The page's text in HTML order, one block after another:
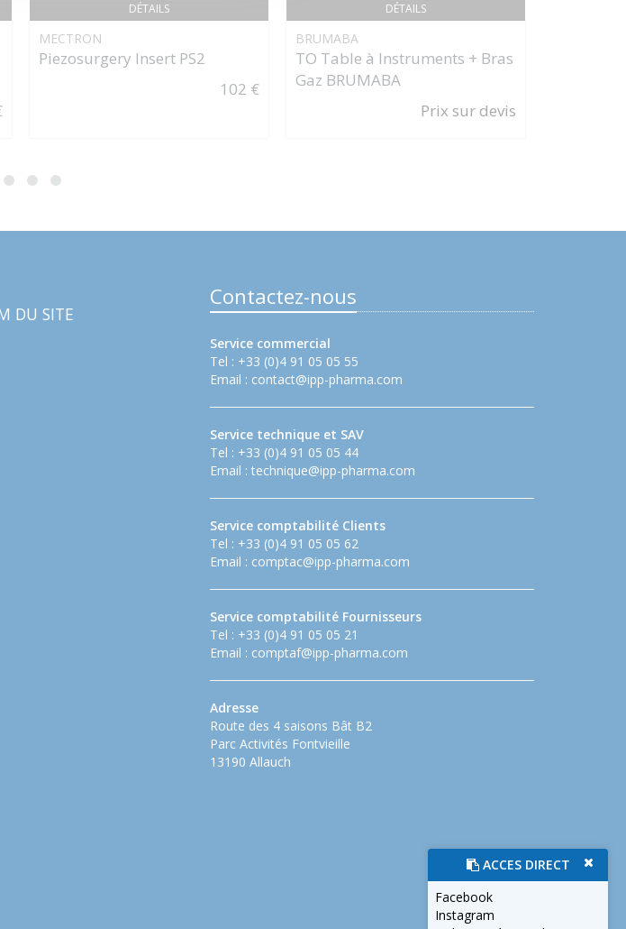
DÉTAILS
MECTRON
Piezosurgery Insert PS2
102 €
DÉTAILS
BRUMABA
TO Table à Instruments + Bras
Gaz BRUMABA
Prix sur devis
DU SITE
Contactez-nous
Service commercial
Tel : +33 (0)4 91 05 05 55
Email : contact@ipp-pharma.com
Service technique et SAV
Tel : +33 (0)4 91 05 05 44
Email : technique@ipp-pharma.com
Service comptabilité Clients
Tel : +33 (0)4 91 05 05 62
Email : comptac@ipp-pharma.com
Service comptabilité Fournisseurs
Tel : +33 (0)4 91 05 05 21
Email : comptaf@ipp-pharma.com
Adresse
Route des 4 saisons Bât B2
Parc Activités Fontvieille
13190 Allauch
ACCES DIRECT
Facebook
Instagram